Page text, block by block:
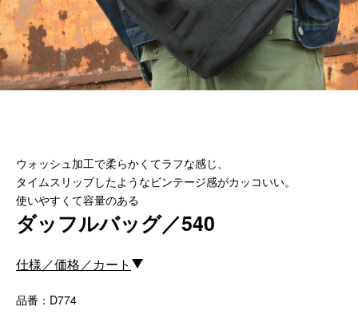
カスタムパーツ
コピーノート
ふわふわケース
ポータブルオーディオケース
SONY
Cayin
ウォッシュ加工で柔らかくてラフな感じ、
タイムスリップしたようなビンテージ感がカッコいい。
使いやすくて容量のある
ダッフルバッグ／540
仕様／価格／カート
品番：D774